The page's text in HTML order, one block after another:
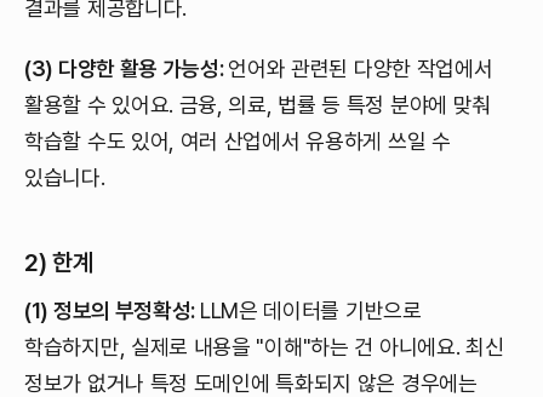
결과를 제공합니다.
(3) 다양한 활용 가능성:언어와 관련된 다양한 작업에서
활용할 수 있어요. 금융, 의료, 법률 등 특정 분야에 맞춰
학습할 수도 있어, 여러 산업에서 유용하게 쓰일 수
있습니다.
2) 한계
(1) 정보의 부정확성: LLM은 데이터를 기반으로
학습하지만, 실제로 내용을 "이해"하는 건 아니에요. 최신
정보가 없거나 특정 도메인에 특화되지 않은 경우에는